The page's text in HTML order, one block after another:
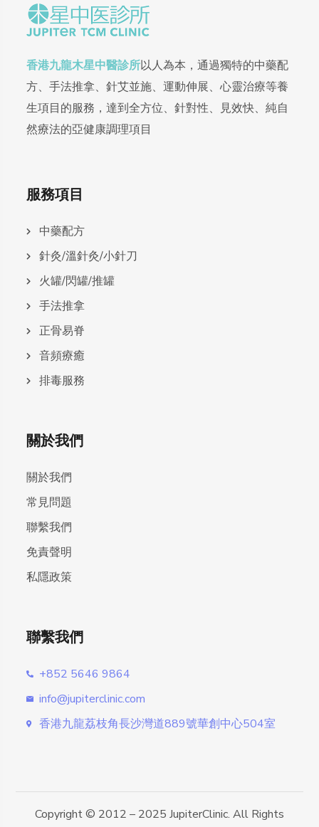
香港九龍木星中醫診所以人為本，通過獨特的中藥配
方、手法推拿、針艾並施、運動伸展、心靈治療等養
生項目的服務，達到全方位、針對性、見效快、純自
然療法的亞健康調理項目
服務項目
中藥配方
針灸/溫針灸/小針刀
火罐/閃罐/推罐
手法推拿
正骨易脊
⾳頻療癒
排毒服務
關於我們
關於我們
常見問題
聯繫我們
免責聲明
私隱政策
聯繫我們
+852 5646 9864
info@jupiterclinic.com
香港九龍荔枝角長沙灣道889號華創中心504室
Copyright © 2012 – 2025 JupiterClinic. All Rights